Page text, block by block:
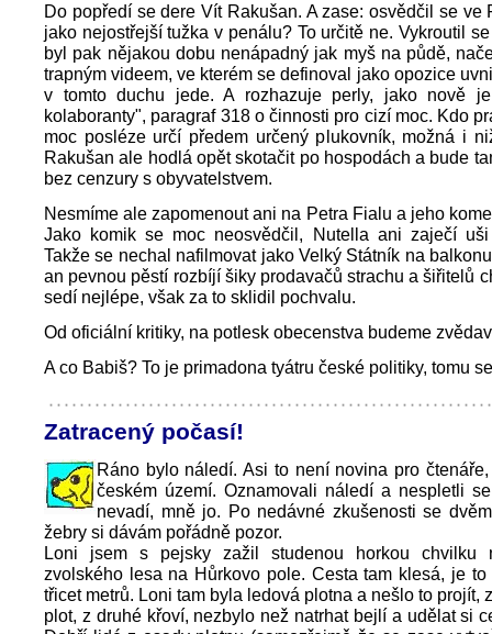
Do popředí se dere Vít Rakušan. A zase: osvědčil se ve
jako nejostřejší tužka v penálu? To určitě ne. Vykroutil
byl pak nějakou dobu nenápadný jak myš na půdě,
trapným videem, ve kterém se definoval jako opozice
v tomto duchu jede. A rozhazuje perly, jako nově
kolaboranty", paragraf 318 o činnosti pro cizí moc. Kdo
moc posléze určí předem určený plukovník, možná i
Rakušan ale hodlá opět skotačit po hospodách a bude
bez cenzury s obyvatelstvem.
Nesmíme ale zapomenout ani na Petra Fialu a jeho
Jako komik se moc neosvědčil, Nutella ani zaječí
Takže se nechal nafilmovat jako Velký Státník na
an pevnou pěstí rozbíjí šiky prodavačů strachu a šiřitelů
sedí nejlépe, však za to sklidil pochvalu.
Od oficiální kritiky, na potlesk obecenstva budeme
A co Babiš? To je primadona tyátru české politiky, tomu
Zatracený počasí!
Ráno bylo náledí. Asi to není novina pro
českém území. Oznamovali náledí a nespletli
nevadí, mně jo. Po nedávné zkušenosti se
žebry si dávám pořádně pozor.
Loni jsem s pejsky zažil studenou horkou chvilku
zvolského lesa na Hůrkovo pole. Cesta tam klesá, je to
třicet metrů. Loni tam byla ledová plotna a nešlo to projít,
plot, z druhé křoví, nezbylo než natrhat bejlí a udělat si